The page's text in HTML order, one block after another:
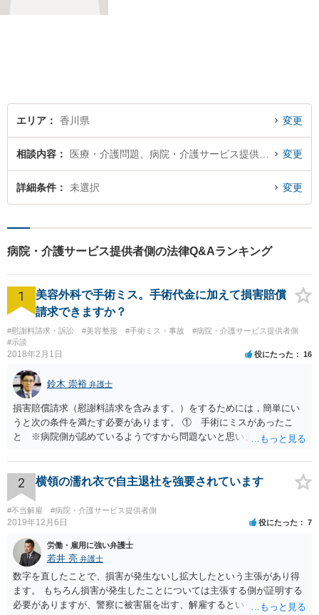
エリア 香川県 変更
相談内容 変更
詳細条件 未選択 変更
病院・介護サービス提供者側の法律Q&Aランキング
1
美容外科で手術ミス。手術代金に加えて損害賠償
請求できますか？
#慰謝料請求・訴訟 #美容整形 #手術ミス・事故
#病院・介護サービス提供者側
#示談
2018年2月1日 役にたった 16
鈴木 崇裕 弁護士
損害賠償請求（慰謝料請求を含みます。）をするためには，簡単にい
うと次の条件を満たす必要があります。 ① 手術にミスがあったこ
と ※病院側が認めているようですから問題ないと思います。 ② 手
術のミスの「せいで」マスクが外せなくなったこと ④ 仕事を休まな
ければならなくなった「せいで」休業損害が発生したこと ⑤ マスク
を外せなくなった「せいで」経済的に評価できる精神的な損害が発生
したこと 「せいで」と強調した点が，内藤先生のご指摘なさる「相当
因果関係」です。 手術のミスと関係のないことまでは責任追及ができ
ないということです。 手術のミスの結果，手術前と比べて見た目が著
しく悪くなってしまったとか， 手術のミスの結果，入院期間が延びて
しまったとかいう事情があれば， 追加請求が可能な余地があります。
ただし，手術代の返金に応じた際に「これ以上金銭の請求はしませ
ん」という趣旨の合意をしてしまっていると， 上記の請求は，基本的
には困難となります。
2 横領の濡れ衣で自主退社を強要されています
#不当解雇 #病院・介護サービス提供者側
2019年12月6日 役にたった 7
労働・雇用に強い弁護士
若井 亮 弁護士
数字を直したことで、損害が発生ないし拡大したという主張があり得
ます。 もちろん損害が発生したことについては主張する側が証明する
必要がありますが、警察に被害届を出す、解雇するといった揺さぶり